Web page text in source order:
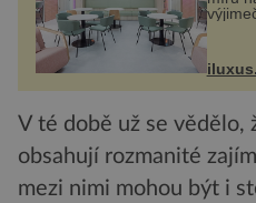
areálu
Tower
budov
V té době už se vědělo,
obsahují rozmanité
mezi nimi mohou být i